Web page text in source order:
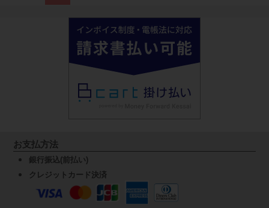
お支払方法
銀行振込(前払い)
クレジットカード決済